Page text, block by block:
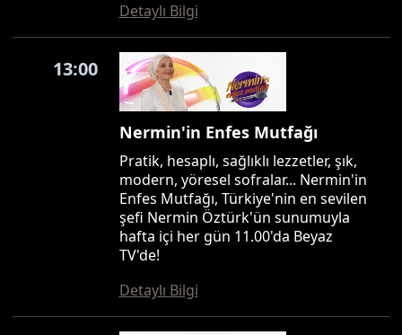
Detaylı Bilgi
13:00
Nermin'in Enfes Mutfağı
Pratik, hesaplı, sağlıklı lezzetler, şık,
modern, yöresel sofralar... Nermin'in
Enfes Mutfağı, Türkiye'nin en sevilen
şefi Nermin Öztürk'ün sunumuyla
hafta içi her gün 11.00'da Beyaz
TV'de!
Detaylı Bilgi